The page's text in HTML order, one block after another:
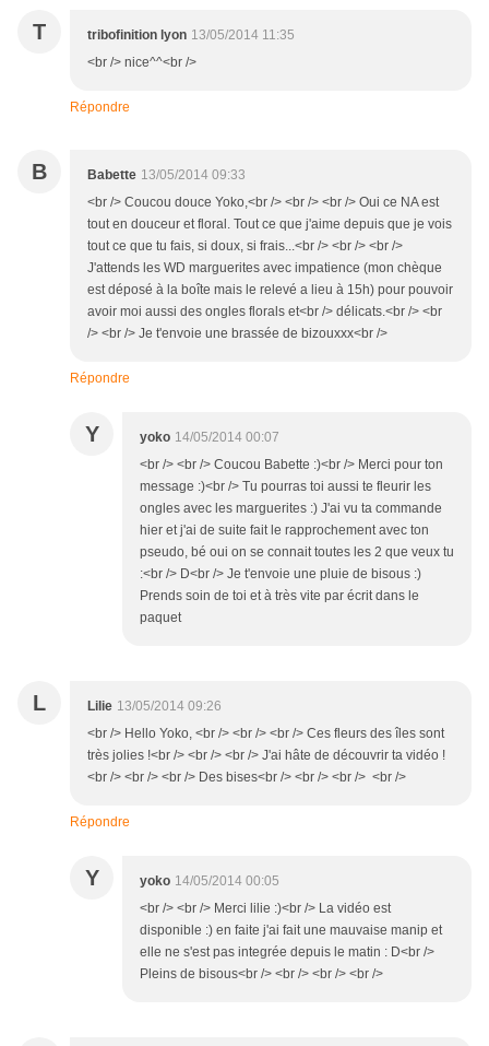
T tribofinition lyon 13/05/2014 11:35
<br /> nice^^<br />
Répondre
B Babette 13/05/2014 09:33
<br /> Coucou douce Yoko,<br /> <br /> <br /> Oui ce NA est
tout en douceur et floral. Tout ce que j'aime depuis que je vois
tout ce que tu fais, si doux, si frais...<br /> <br /> <br />
J'attends les WD marguerites avec impatience (mon chèque
est déposé à la boîte mais le relevé a lieu à 15h) pour pouvoir
avoir moi aussi des ongles florals et<br /> délicats.<br /> <br
/> <br /> Je t'envoie une brassée de bizouxxx<br />
Répondre
Y yoko 14/05/2014 00:07
<br /> <br /> Coucou Babette :)<br /> Merci pour ton
message :)<br /> Tu pourras toi aussi te fleurir les
ongles avec les marguerites :) J'ai vu ta commande
hier et j'ai de suite fait le rapprochement avec ton
pseudo, bé oui on se connait toutes les 2 que veux tu
:<br /> D<br /> Je t'envoie une pluie de bisous :)
Prends soin de toi et à très vite par écrit dans le
paquet
L Lilie 13/05/2014 09:26
<br /> Hello Yoko, <br /> <br /> <br /> Ces fleurs des îles sont
très jolies !<br /> <br /> <br /> J'ai hâte de découvrir ta vidéo !
<br /> <br /> <br /> Des bises<br /> <br /> <br /> <br />
Répondre
Y yoko 14/05/2014 00:05
<br /> <br /> Merci lilie :)<br /> La vidéo est
disponible :) en faite j'ai fait une mauvaise manip et
elle ne s'est pas integrée depuis le matin : D<br />
Pleins de bisous<br /> <br /> <br /> <br />